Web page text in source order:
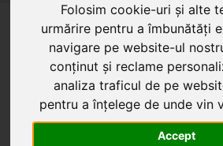
Folosim cookie-uri și alte
urmărire pentru a îmbunătăți
navigare pe website-ul
conținut și reclame
analiza traficul de pe
pentru a înțelege de unde vin
Accept